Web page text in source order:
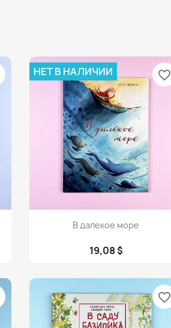
Просмотр
В далекое море
19,08 $
НЕТ В НАЛИЧИИ favorite_border
favorite_border